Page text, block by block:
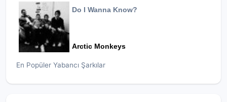
Do I Wanna Know?
Arctic Monkeys
En Popüler Yabancı Şarkılar